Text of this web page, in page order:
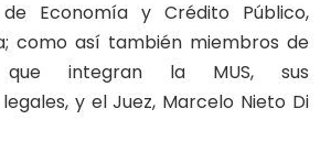
Economía y Crédito Público,
como así también miembros de
integran la MUS, sus
y el Juez, Marcelo Nieto Di